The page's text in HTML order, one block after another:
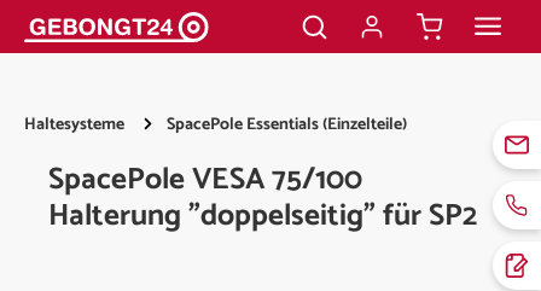
springen
Haltesysteme SpacePole Essentials (Einzelteile)
SpacePole VESA 75/100
Halterung "doppelseitig" für SP2